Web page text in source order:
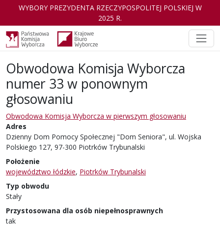
WYBORY PREZYDENTA RZECZYPOSPOLITEJ POLSKIEJ W
2025 R.
Obwodowa Komisja Wyborcza
numer 33 w ponownym
głosowaniu
Obwodowa Komisja Wyborcza w pierwszym głosowaniu
Adres
Dzienny Dom Pomocy Społecznej "Dom Seniora", ul. Wojska
Polskiego 127, 97-300 Piotrków Trybunalski
Położenie
województwo łódzkie, Piotrków Trybunalski
Typ obwodu
Stały
Przystosowana dla osób niepełnosprawnych
tak